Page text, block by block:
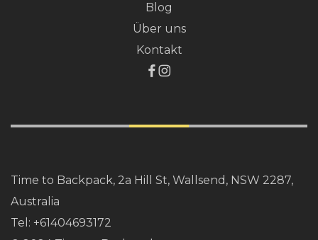
Blog
Über uns
Kontakt
Time to Backpack, 2a Hill St, Wallsend, NSW 2287,
Australia
Tel: +61404693172